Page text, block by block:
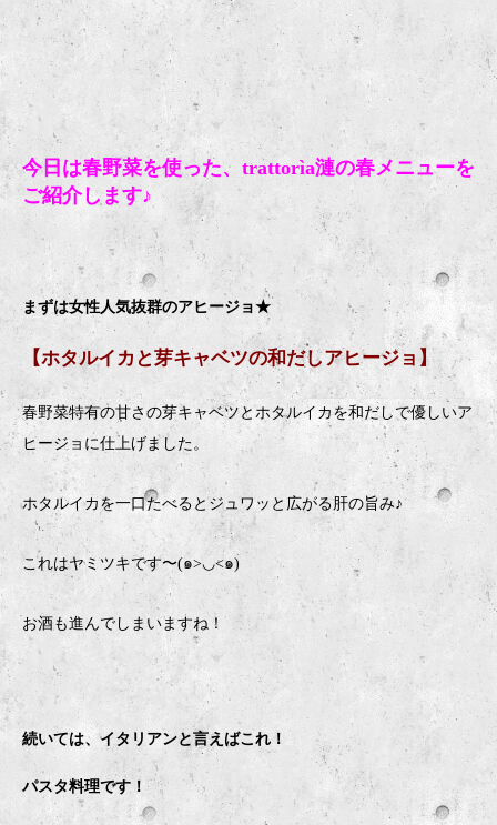
今日は春野菜を使った、 trattorìa漣の春メニューを
ご紹介します♪
まずは女性人気抜群のアヒージョ★
【ホタルイカと芽キャベツの和だしアヒージョ】
春野菜特有の甘さの芽キャベツとホタルイカを和だしで優しいア
ヒージョに仕上げました。
ホタルイカを一口たべるとジュワッと広がる肝の旨み♪
これはヤミツキです〜(๑>◡<๑)
お酒も進んでしまいますね！
続いては、イタリアンと言えばこれ！
パスタ料理です！